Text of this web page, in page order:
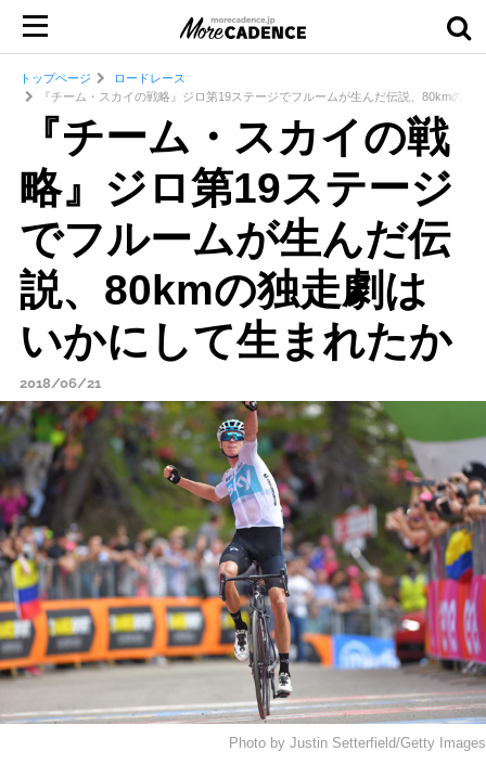
トップページ
ロードレース
『チーム・スカイの戦略』ジロ第19ステージでフルームが生んだ伝説、80kmの独
『チーム・スカイの戦
略』ジロ第19ステージ
でフルームが生んだ伝
説、80kmの独走劇は
いかにして生まれたか
2018/06/21
Photo by Justin Setterfield/Getty Images